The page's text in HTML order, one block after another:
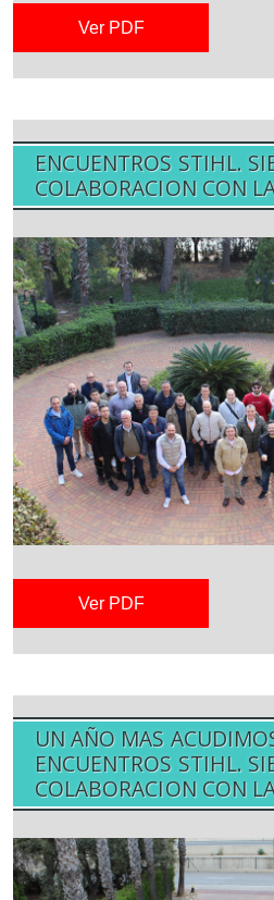
Ver PDF
ENCUENTROS STIHL.
COLABORACION CON
Ver PDF
UN AÑO MAS
ENCUENTROS STIHL.
COLABORACION CON